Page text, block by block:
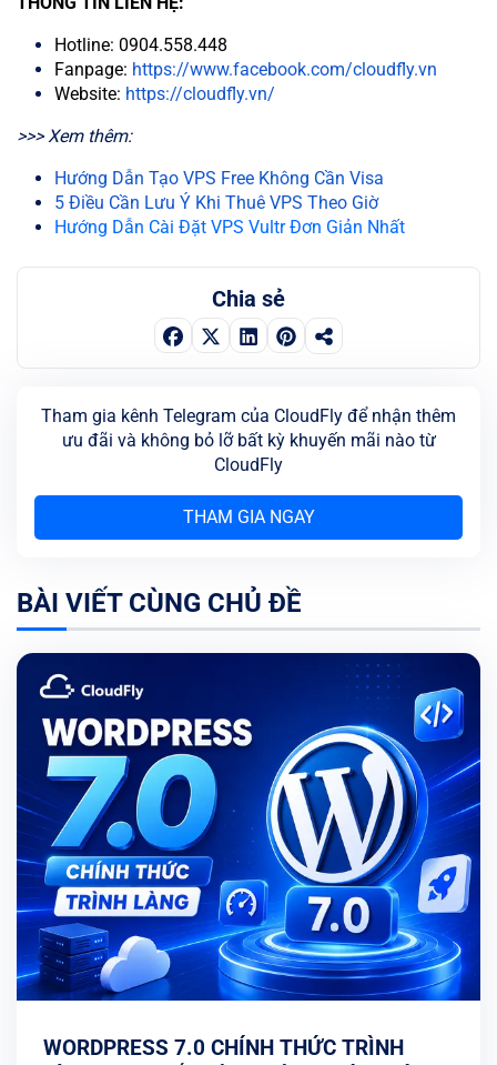
Hotline: 0904.558.448
Fanpage: https://www.facebook.com/cloudfly.vn
Website: https://cloudfly.vn/
>>> Xem thêm:
Hướng Dẫn Tạo VPS Free Không Cần Visa
5 Điều Cần Lưu Ý Khi Thuê VPS Theo Giờ
Hướng Dẫn Cài Đặt VPS Vultr Đơn Giản Nhất
Chia sẻ
Tham gia kênh Telegram của CloudFly để nhận thêm
ưu đãi và không bỏ lỡ bất kỳ khuyến mãi nào từ
CloudFly
THAM GIA NGAY
BÀI VIẾT CÙNG CHỦ ĐỀ
WORDPRESS 7.0 CHÍNH THỨC TRÌNH